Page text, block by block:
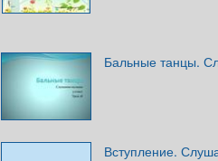
Бальные танцы.
Вступление.